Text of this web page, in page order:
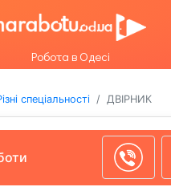
Робота в Одесі
спеціальності ДВІРНИК